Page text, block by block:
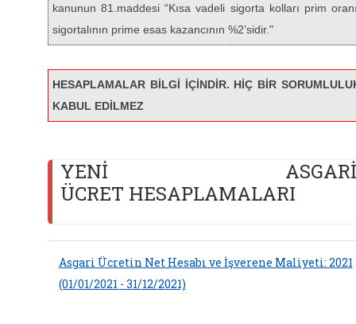
kanunun 81.maddesi “Kısa vadeli sigorta kolları prim
sigortalının prime esas kazancının %2’sidir."
HESAPLAMALAR BİLGİ İÇİNDİR. HİÇ BİR
KABUL EDİLMEZ
YENİ ASGARİ
ÜCRET HESAPLAMALARI
Asgari Ücretin Net Hesabı ve İşverene Maliyeti: 2021
(01/01/2021 - 31/12/2021)